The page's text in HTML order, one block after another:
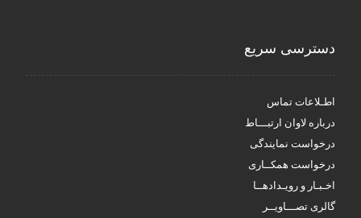
دسترسی سریع
اطـلاعات تماس
درباره لاوان ارتبـــاط
درخواست نمایندگی
درخواست همکــاری
اخـبـار و رویـدادهــا
گالری تصـــاویــر